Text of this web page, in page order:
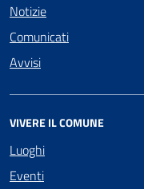
Notizie
Comunicati
Avvisi
VIVERE IL COMUNE
Luoghi
Eventi